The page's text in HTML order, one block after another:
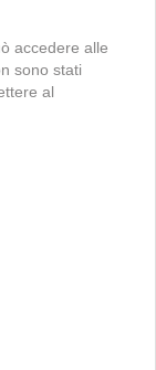
accedere alle
sono stati
al